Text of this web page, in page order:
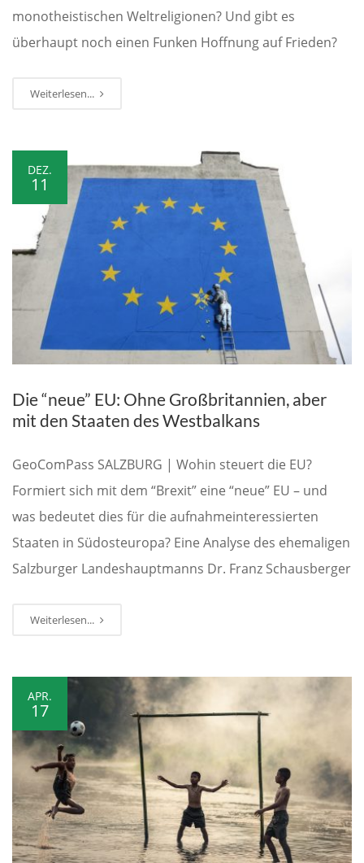
monotheistischen Weltreligionen? Und gibt es
überhaupt noch einen Funken Hoffnung auf Frieden?
Weiterlesen...
DEZ.
11
Die “neue” EU: Ohne Großbritannien, aber
mit den Staaten des Westbalkans
GeoComPass SALZBURG | Wohin steuert die EU?
Formiert sich mit dem “Brexit” eine “neue” EU – und
was bedeutet dies für die aufnahmeinteressierten
Staaten in Südosteuropa? Eine Analyse des ehemaligen
Salzburger Landeshauptmanns Dr. Franz Schausberger
Weiterlesen...
APR.
17